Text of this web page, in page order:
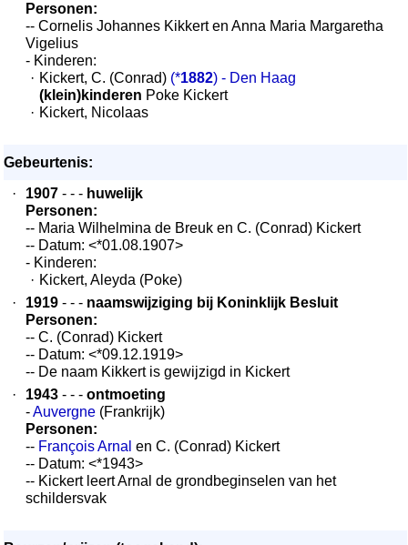
Personen:
-- Cornelis Johannes Kikkert en Anna Maria Margaretha
Vigelius
- Kinderen:
· Kickert, C. (Conrad) (*1882) - Den Haag
(klein)kinderen Poke Kickert
· Kickert, Nicolaas
Gebeurtenis:
·
1907 - - - huwelijk
Personen:
-- Maria Wilhelmina de Breuk en C. (Conrad) Kickert
-- Datum: <*01.08.1907>
- Kinderen:
· Kickert, Aleyda (Poke)
·
1919 - - - naamswijziging bij Koninklijk Besluit
Personen:
-- C. (Conrad) Kickert
-- Datum: <*09.12.1919>
-- De naam Kikkert is gewijzigd in Kickert
·
1943 - - - ontmoeting
-Auvergne (Frankrijk)
Personen:
-- François Arnal en C. (Conrad) Kickert
-- Datum: <*1943>
-- Kickert leert Arnal de grondbeginselen van het
schildersvak